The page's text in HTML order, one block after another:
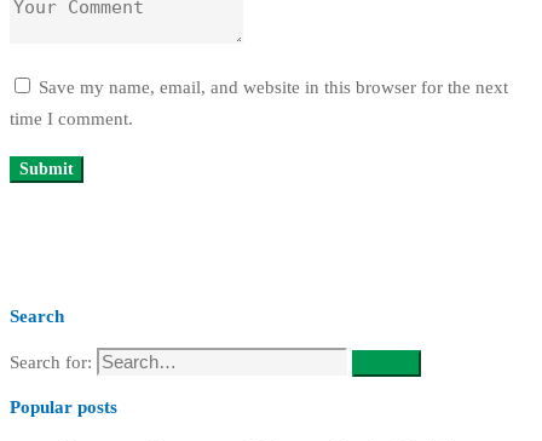
Save my name, email, and website in this browser for the next
time I comment.
Search
Search for:
Popular posts